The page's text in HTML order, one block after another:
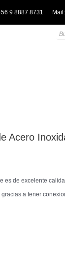
9 8887 8731
de
Acero
es de excelente
a tener